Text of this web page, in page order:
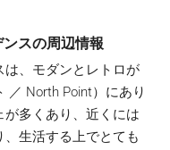
スの周辺情報
は、モダンとレトロが
／ North Point）にあり
が多くあり、近くには
生活する上でとても